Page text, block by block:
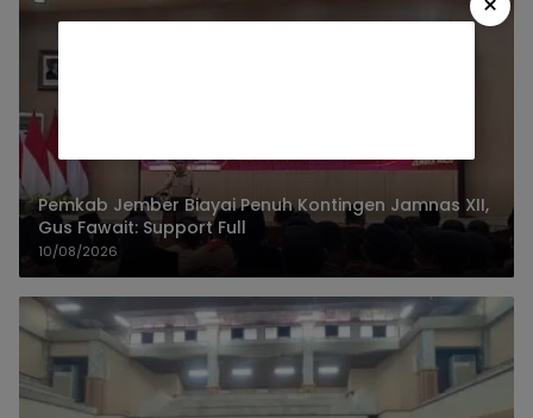
Pemkab Jember Biayai Penuh Kontingen Jamnas XII,
Gus Fawait: Support Full
10/08/2026